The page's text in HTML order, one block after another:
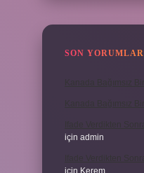
SON YORUMLAR
için admin
için Kerem